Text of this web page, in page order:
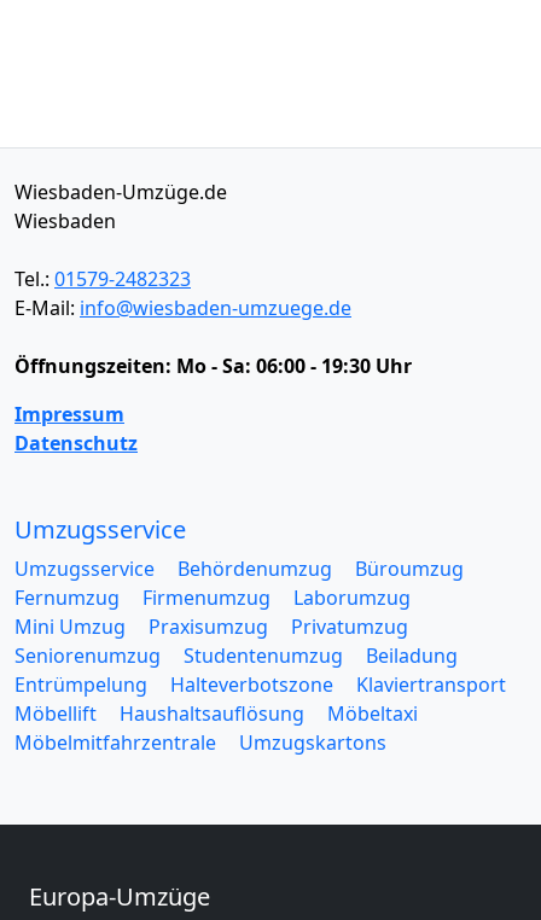
Wiesbaden-Umzüge.de
Wiesbaden
Tel.: 01579-2482323
E-Mail: info@wiesbaden-umzuege.de
Öffnungszeiten: Mo - Sa: 06:00 - 19:30 Uhr
Impressum
Datenschutz
Umzugsservice
Umzugsservice Behördenumzug
Büroumzug
Fernumzug
Firmenumzug
Laborumzug
Mini Umzug
Praxisumzug
Privatumzug
Seniorenumzug
Studentenumzug
Beiladung
Entrümpelung
Halteverbotszone
Klaviertransport
Möbellift
Haushaltsauflösung
Möbeltaxi
Möbelmitfahrzentrale
Umzugskartons
Europa-Umzüge